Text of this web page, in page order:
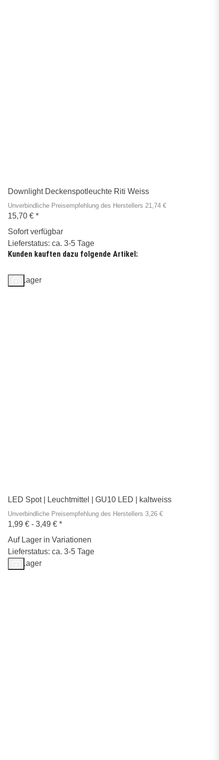
Downlight Deckenspotleuchte Riti Weiss
Unverbindliche Preisempfehlung des Herstellers 21,74 €
15,70 € *
Sofort verfügbar
Lieferstatus: ca. 3-5 Tage
Kunden kauften dazu folgende Artikel:
Auf Lager
LED Spot | Leuchtmittel | GU10 LED | kaltweiss
Unverbindliche Preisempfehlung des Herstellers 3,26 €
1,99 € - 3,49 € *
Auf Lager in Variationen
Lieferstatus: ca. 3-5 Tage
Auf Lager